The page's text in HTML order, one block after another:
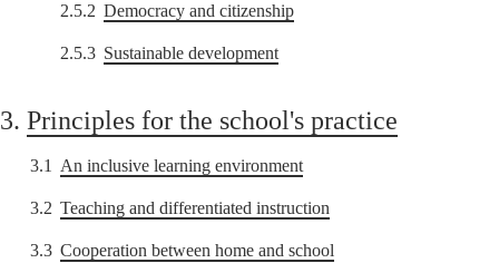
2.5.2 Democracy and citizenship
2.5.3 Sustainable development
3. Principles for the school's practice
3.1 An inclusive learning environment
3.2 Teaching and differentiated instruction
3.3 Cooperation between home and school